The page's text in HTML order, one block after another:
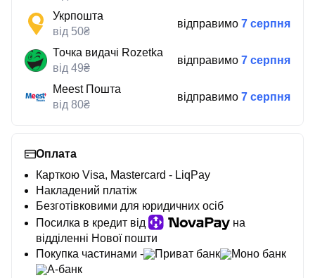
Укрпошта
від 50₴
відправимо 7 серпня
Точка видачі Rozetka
від 49₴
відправимо 7 серпня
Meest Пошта
від 80₴
відправимо 7 серпня
Оплата
Карткою Visa, Mastercard - LiqPay
Накладений платіж
Безготівковими для юридичних осіб
Посилка в кредит від
на
відділенні Нової пошти
Покупка частинами -
Приват банк
Моно банк
А-банк